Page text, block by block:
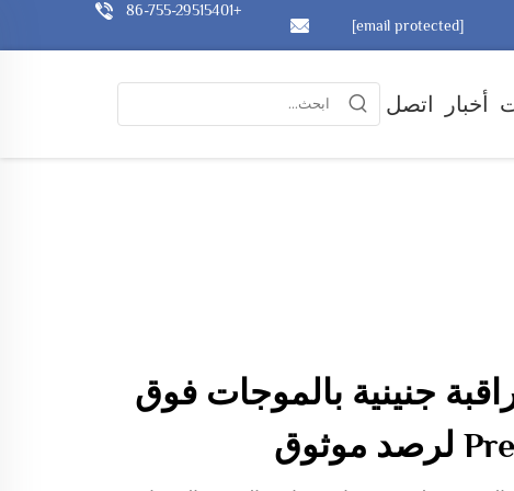
+86-755-29515401
[email protected]
أخبار اتصل
جنينية بالموجات فوق